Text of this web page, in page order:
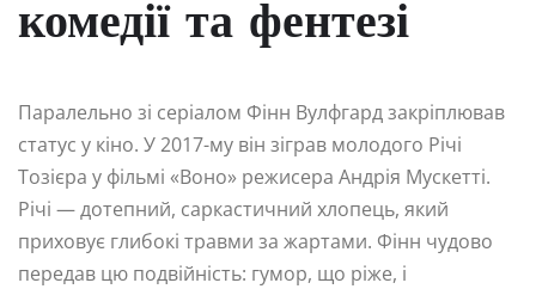
комедії та фентезі
Паралельно зі серіалом Фінн Вулфгард закріплював
статус у кіно. У 2017-му він зіграв молодого Річі
Тозієра у фільмі «Воно» режисера Андрія Мускетті.
Річі — дотепний, саркастичний хлопець, який
приховує глибокі травми за жартами. Фінн чудово
передав цю подвійність: гумор, що ріже, і